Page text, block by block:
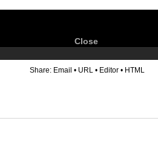
Close
Share: Email • URL • Editor • HTML